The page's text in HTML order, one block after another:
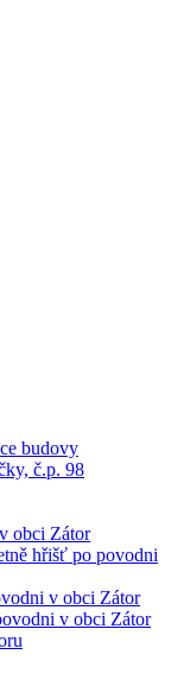
budovy
č.p. 98
obci Zátor
hřišť po povodni
v obci Zátor
v obci Zátor